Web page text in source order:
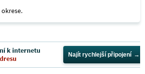
k internetu
Najít rychlejší připojení